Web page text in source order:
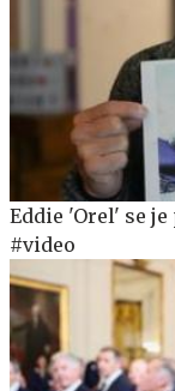
Eddie 'Orel' se
#video